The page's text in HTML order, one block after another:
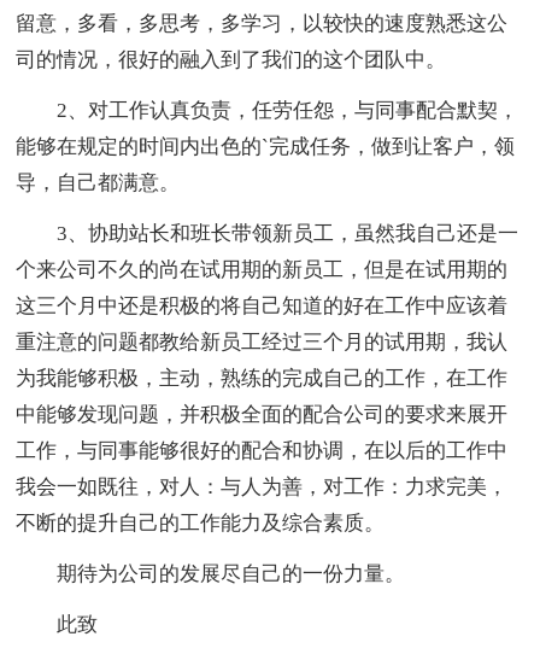
留意，多看，多思考，多学习，以较快的速度熟悉这公
司的情况，很好的融入到了我们的这个团队中。
2、对工作认真负责，任劳任怨，与同事配合默契，
能够在规定的时间内出色的`完成任务，做到让客户，领
导，自己都满意。
3、协助站长和班长带领新员工，虽然我自己还是一
个来公司不久的尚在试用期的新员工，但是在试用期的
这三个月中还是积极的将自己知道的好在工作中应该着
重注意的问题都教给新员工经过三个月的试用期，我认
为我能够积极，主动，熟练的完成自己的工作，在工作
中能够发现问题，并积极全面的配合公司的要求来展开
工作，与同事能够很好的配合和协调，在以后的工作中
我会一如既往，对人：与人为善，对工作：力求完美，
不断的提升自己的工作能力及综合素质。
期待为公司的发展尽自己的一份力量。
此致